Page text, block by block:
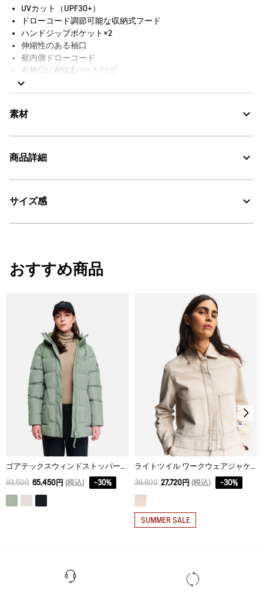
UVカット（UPF30+）
ドローコード調節可能な収納式フード
ハンドジップポケット×2
伸縮性のある袖口
裾内側ドローコード
右袖口にAIGLEバードロゴ
袖にAIGLEシグネチャーバッジ
素材
Water Repellent：撥水
30℃を限度とし、通常の洗濯処理。
タンブル乾燥禁止。
脱水後、つり干し乾燥がよい。
アイロン仕上げ処理はできない。
ドライクリーニング処理ができない。
ウェットクリーニング処理ができる。：通常の処理
商品詳細
・色：アビス ストライプ (003)
サイズ感
サイズ
62
M 64.1
L 66.2 66.5
おすすめ商品
ゴアテックスウィンドストッパー® ダウンジャケット RP
93,500 65,450円 (税込) -30%
ライトツイル ワークウェアジャケット
39,600 27,720円 (税込) -30%
SUMMER SALE